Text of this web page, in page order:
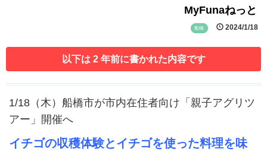
MyFunaねっと
船橋 2024/1/18
以下は 2 年前に書かれた内容です
1/18（木）船橋市が市内在住者向け「親子アグリツ
アー」開催へ
イチゴの収穫体験とイチゴを使った料理を味